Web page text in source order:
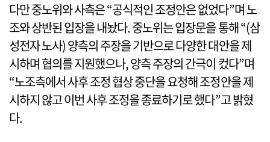
다만 중노위와 사측은 “공식적인 조정안은 없었다”며 노
조와 상반된 입장을 내놨다. 중노위는 입장문을 통해 “(삼
성전자 노사) 양측의 주장을 기반으로 다양한 대안을 제
시하며 협의를 지원했으나, 양측 주장의 간극이 컸다”며
“노조측에서 사후 조정 협상 중단을 요청해 조정안을 제
시하지 않고 이번 사후 조정을 종료하기로 했다”고 밝혔
다.